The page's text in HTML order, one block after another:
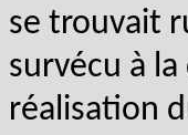
se trouvait
survécu à
réalisation